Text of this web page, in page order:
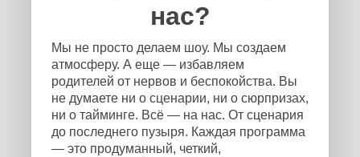
нас?
Мы не просто делаем шоу. Мы создаем
атмосферу. А еще — избавляем
родителей от нервов и беспокойства. Вы
не думаете ни о сценарии, ни о сюрпризах,
ни о тайминге. Всё — на нас. От сценария
до последнего пузыря. Каждая программа
— это продуманный, четкий,